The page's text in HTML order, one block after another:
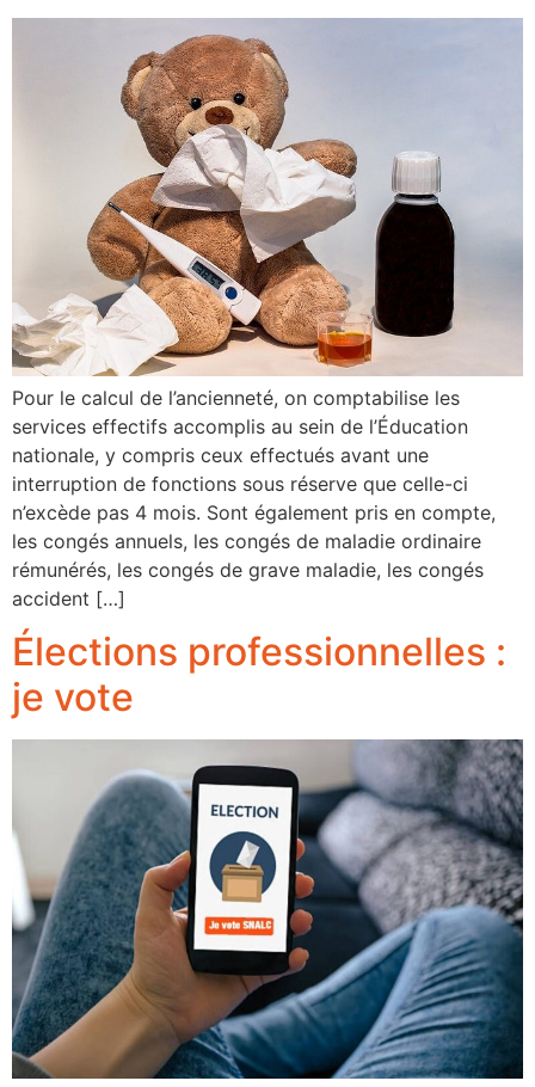
Pour le calcul de l’ancienneté, on comptabilise les
services effectifs accomplis au sein de l’Éducation
nationale, y compris ceux effectués avant une
interruption de fonctions sous réserve que celle-ci
n’excède pas 4 mois. Sont également pris en compte,
les congés annuels, les congés de maladie ordinaire
rémunérés, les congés de grave maladie, les congés
accident […]
Élections professionnelles :
je vote